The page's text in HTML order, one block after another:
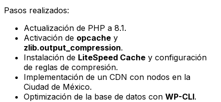
Pasos realizados:
Actualización de PHP a 8.1.
Activación de opcache y
zlib.output_compression.
Instalación de LiteSpeed Cache y configuración
de reglas de compresión.
Implementación de un CDN con nodos en la
Ciudad de México.
Optimización de la base de datos con WP-CLI.